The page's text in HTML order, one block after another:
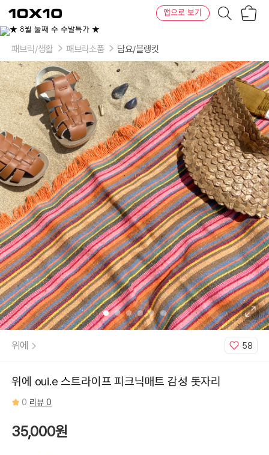
텐
바
텐
앱으로 보기
이
상
션
-
사
이
즈:
S
(매
트
+광
목
파
치),
M
(매
트
+광
목
파
우
치)
패브릭/생활 패브릭소품 담요/블랭킷
위에 58
위에 oui.e 스트라이프 피크닉매트 감성 돗자리
0 리뷰 0
35,000원